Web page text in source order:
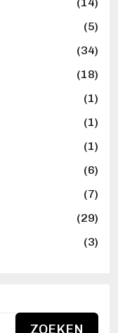
(5)
(34)
(18)
(1)
(1)
(1)
(6)
(7)
(29)
(3)
ZOEKEN